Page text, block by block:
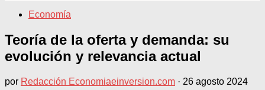
Economía
Teoría de la oferta y demanda: su
evolución y relevancia actual
por Redacción Economiaeinversion.com · 26 agosto 2024